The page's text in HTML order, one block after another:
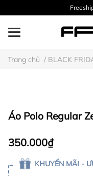
Trang chủ / BLACK
Áo Polo Regular
350.000₫
KHUYẾN MÃI -